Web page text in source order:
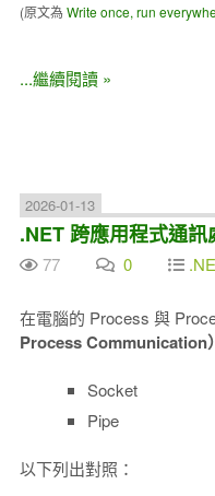
(原文為Write once, run
...繼續閱讀 »
2026-01-13
.NET 跨應用程式通
77 0
在電腦的 Process 與
Process Communication）
Socket
Pipe
以下列出對照：